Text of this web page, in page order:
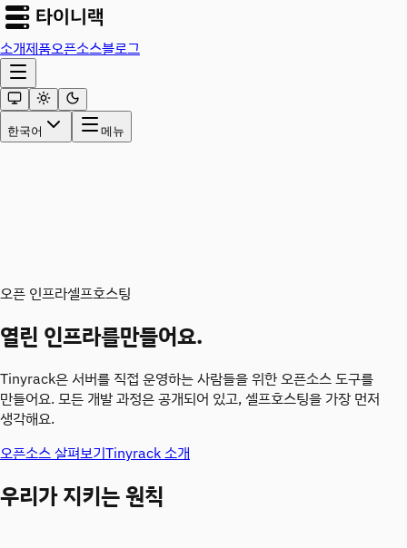
소개제품오픈소스블로그
한국어 메뉴
오픈 인프라셀프호스팅
열린 인프라를만들어요.
Tinyrack은 서버를 직접 운영하는 사람들을 위한 오픈소스 도구를
만들어요. 모든 개발 과정은 공개되어 있고, 셀프호스팅을 가장 먼저
생각해요.
오픈소스 살펴보기Tinyrack 소개
우리가 지키는 원칙